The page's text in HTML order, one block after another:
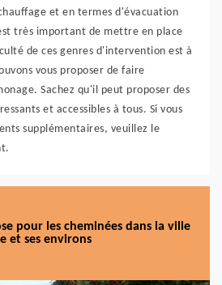
et en termes d'évacuation
très important de mettre en place
de ces genres d'intervention est à
vous proposer de faire
Sachez qu'il peut proposer des
et accessibles à tous. Si vous
supplémentaires, veuillez le
pour les cheminées dans la ville
et ses environs